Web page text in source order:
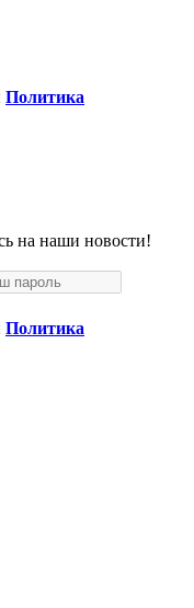
Политика
на наши новости!
Политика